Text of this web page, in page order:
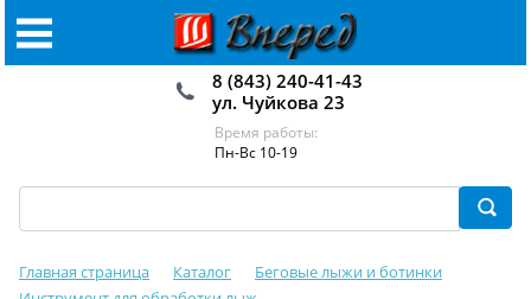
8 (843) 240-41-43
ул. Чуйкова 23
Время работы:
Пн-Вс 10-19
Главная страница Каталог
Беговые лыжи и ботинки